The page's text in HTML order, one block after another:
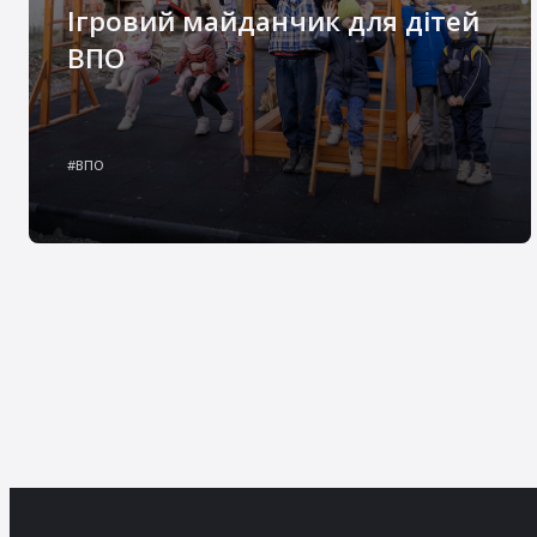
Ігровий майданчик для дітей
ВПО
За підтримки партнерів ми облаштовуємо
сучасний дитячий майданчик, який не лише
стане місцем для гри, а й сприятиме
взаємодії, комунікації та адаптації родин на
новому місці
#ВПО